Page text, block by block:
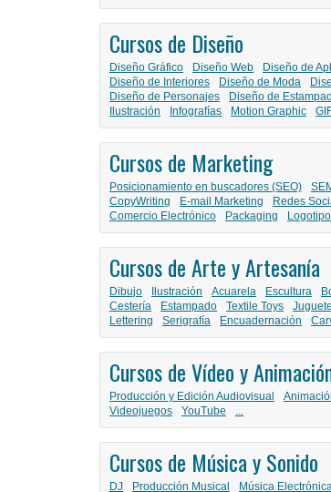
Cursos de Diseño
Diseño Gráfico Diseño Web Diseño de
Diseño de Interiores
Diseño de Moda
Diseño de Personajes
Diseño de
Ilustración
Infografías Motion Graphic
Cursos de Marketing
Posicionamiento en buscadores (SEO)
CopyWriting
E-mail Marketing Redes
Comercio Electrónico
Packaging Logotipo
Cursos de Arte y Artesanía
Dibujo Ilustración Acuarela Escultura
Cestería
Estampado Textile Toys
Lettering
Serigrafía Encuadernación
Cursos de Vídeo y
Producción y Edición Audiovisual
Videojuegos
YouTube ...
Cursos de Música y Sonido
DJ Producción Musical Música